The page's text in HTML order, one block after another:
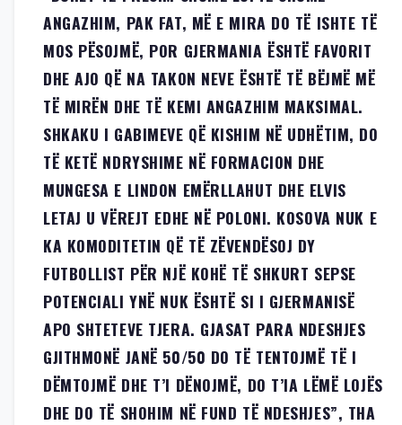
ANGAZHIM, PAK FAT, MË E MIRA DO TË ISHTE TË
MOS PËSOJMË, POR GJERMANIA ËSHTË FAVORIT
DHE AJO QË NA TAKON NEVE ËSHTË TË BËJMË MË
TË MIRËN DHE TË KEMI ANGAZHIM MAKSIMAL.
SHKAKU I GABIMEVE QË KISHIM NË UDHËTIM, DO
TË KETË NDRYSHIME NË FORMACION DHE
MUNGESA E LINDON EMËRLLAHUT DHE ELVIS
LETAJ U VËREJT EDHE NË POLONI. KOSOVA NUK E
KA KOMODITETIN QË TË ZËVENDËSOJ DY
FUTBOLLIST PËR NJË KOHË TË SHKURT SEPSE
POTENCIALI YNË NUK ËSHTË SI I GJERMANISË
APO SHTETEVE TJERA. GJASAT PARA NDESHJES
GJITHMONË JANË 50/50 DO TË TENTOJMË TË I
DËMTOJMË DHE T’I DËNOJMË, DO T’IA LËMË LOJËS
DHE DO TË SHOHIM NË FUND TË NDESHJES”, THA